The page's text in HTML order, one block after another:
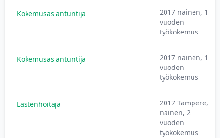
Kokemusasiantuntija
2017 nainen, 1
vuoden
työkokemus
Kokemusasiantuntija
2017 nainen, 1
vuoden
työkokemus
Lastenhoitaja
2017 Tampere,
nainen, 2
vuoden
työkokemus